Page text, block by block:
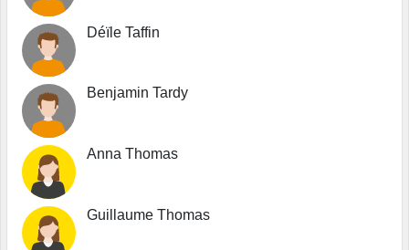
Déïle Taffin
Benjamin Tardy
Anna Thomas
Guillaume Thomas